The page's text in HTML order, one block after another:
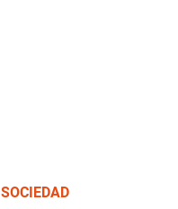
SOCIEDAD